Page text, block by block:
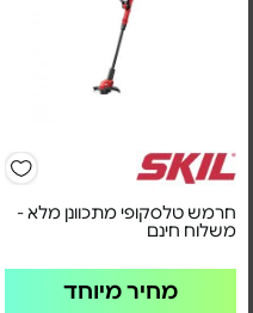
חרמש טלסקופי מתכוונן מלא -
משלוח חינם
מחיר מיוחד